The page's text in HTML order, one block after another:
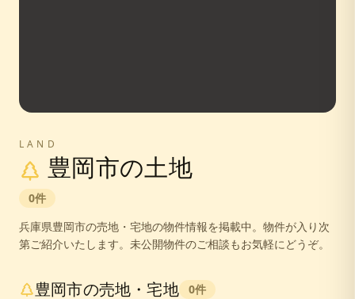
LAND
豊岡市の土地
0件
兵庫県豊岡市の売地・宅地の物件情報を掲載中。 物件が入り次
第ご紹介いたします。未公開物件のご相談もお気軽にどうぞ。
豊岡市の売地・宅地 0件